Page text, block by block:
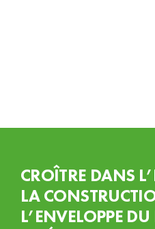
CROÎTRE DANS
LA
L’ENVELOPPE